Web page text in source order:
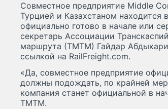
Совместное предприятие Middle
Турцией и Казахстаном находится
официально готово в начале или
секретарь Ассоциации
маршрута (ТМТМ) Гайдар
ссылкой на RailFreight.com.
«Да, совместное предприятие
должны подождать, по крайней
компания станет официальной в
ТМТМ.